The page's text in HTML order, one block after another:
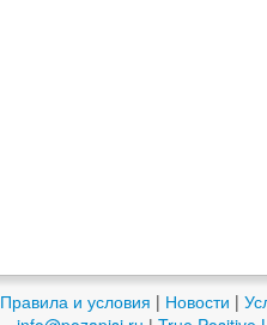
Правила и условия | Новости |